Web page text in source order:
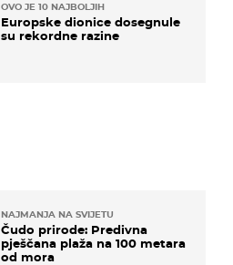
NAJMANJA NA SVIJETU
Čudo prirode: Predivna
pješčana plaža na 100 metara
od mora
OVO JE 10 NAJBOLJIH
Europske dionice dosegnule
su rekordne razine